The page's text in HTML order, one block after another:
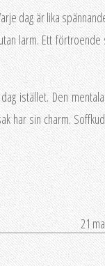
dag är lika
larm. Ett förtroende
istället. Den
har sin charm.
21